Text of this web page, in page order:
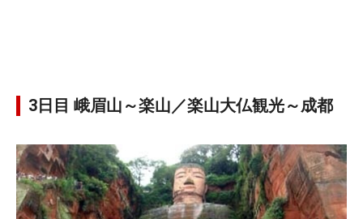
3日目 峨眉山～楽山／楽山大仏観光～成都